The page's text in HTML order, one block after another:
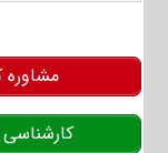
مشاوره